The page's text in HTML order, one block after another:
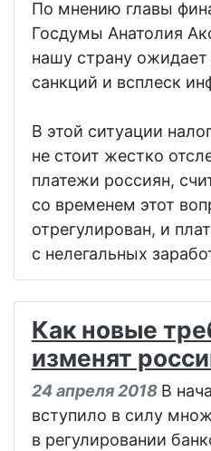
По мнению главы
Госдумы Анатолия
нашу страну
санкций и всплеск
В этой ситуации
не стоит жестко
платежи россиян,
со временем этот
отрегулирован, и
с нелегальных
Как новые
изменят
24 апреля 2018 В
вступило в силу
в регулировании